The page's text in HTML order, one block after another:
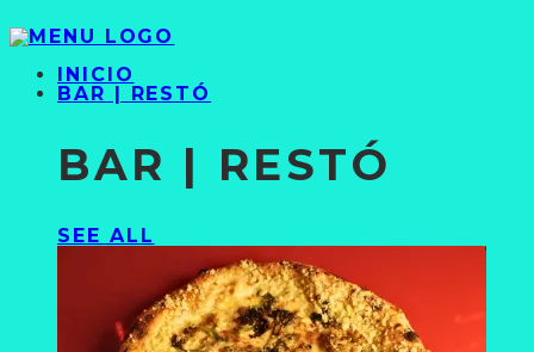
INICIO
BAR | RESTÓ
BAR | RESTÓ
SEE ALL